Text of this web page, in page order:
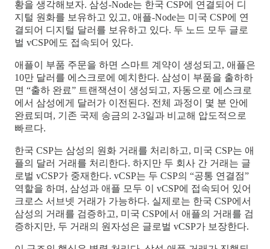
황을 생각해보자. 삼성-Node는 한국 CSP에 연결되어 디
지털 원화를 보유하고 있고, 애플-Node는 미국 CSP에 연
결되어 디지털 달러를 보유하고 있다. 두 노드 모두 글로
벌 vCSP에도 접속되어 있다.
애플이 부품 주문을 하면 스마트 계약이 생성되고, 애플은
10만 달러를 에스크로에 예치한다. 삼성이 부품을 출하하
면 “출하 완료” 트랜잭션이 생성되고, 자동으로 에스크로
에서 삼성에게 달러가 이전된다. 전체 과정이 몇 분 안에
완료되며, 기존 국제 송금의 2-3일과 비교해 압도적으로
빠르다.
한국 CSP는 삼성의 원화 거래를 처리하고, 미국 CSP는 애
플의 달러 거래를 처리한다. 하지만 두 회사 간 거래는 글
로벌 vCSP가 중재한다. vCSP는 두 CSP의 “공통 연결점”
역할을 하며, 삼성과 애플 모두 이 vCSP에 접속되어 있어
크로스 서브넷 거래가 가능하다. 실제로는 한국 CSP에서
삼성의 거래를 검증하고, 미국 CSP에서 애플의 거래를 검
증하지만, 두 거래의 원자성은 글로벌 vCSP가 보장한다.